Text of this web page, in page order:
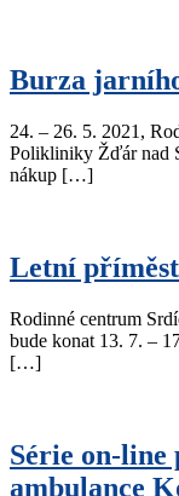
Burza
24. – 26. 5. 2021,
Polikliniky Žďár nad
nákup […]
Letní
Rodinné centrum
bude konat 13. 7. –
[…]
Série on-line
ambulance